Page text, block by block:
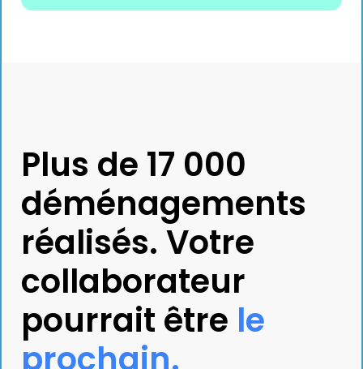
Plus de 17 000
déménagements
réalisés. Votre
collaborateur
pourrait être le
prochain.